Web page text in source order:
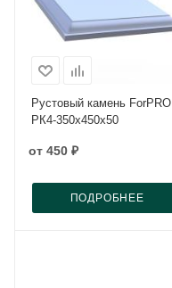
Рустовый камень ForPRO
РК4-350х450х50
от 450 ₽
ПОДРОБНЕЕ